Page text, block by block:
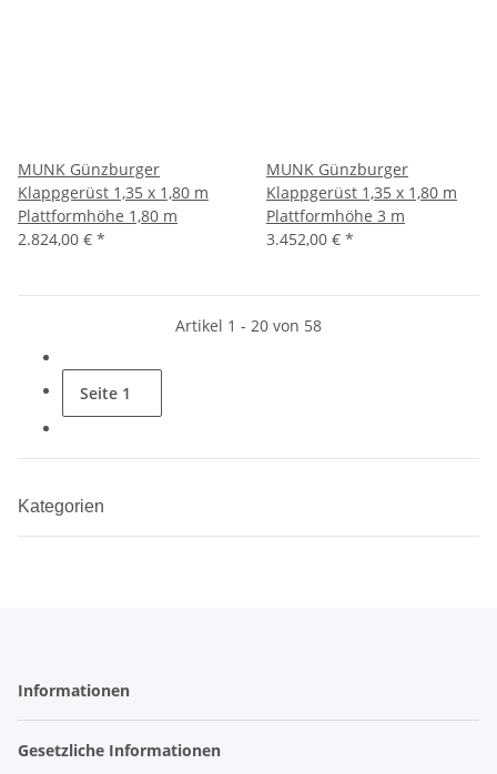
MUNK Günzburger
Klappgerüst 1,35 x 1,80 m
Plattformhöhe 1,80 m
2.824,00 € *
MUNK Günzburger
Klappgerüst 1,35 x 1,80 m
Plattformhöhe 3 m
3.452,00 € *
Artikel 1 - 20 von 58
Seite 1
Kategorien
Informationen
Gesetzliche Informationen